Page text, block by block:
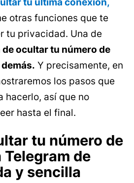
otras funciones que te
tu privacidad. Una de
de ocultar tu número de
Y precisamente, en
los pasos que
hacerlo, así que no
hasta el final.
tu número de
de
y sencilla